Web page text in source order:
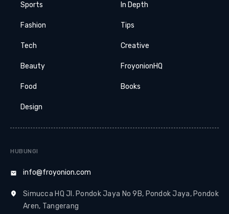
Sports
Fashion
Tech
Beauty
Food
Design
In Depth
Tips
Creative
FroyonionHQ
Books
HUBUNGI
info@froyonion.com
Simucca HQ Jl. Pondok Jaya No 9B, Pondok Jaya, Pondok
Aren, Tangerang